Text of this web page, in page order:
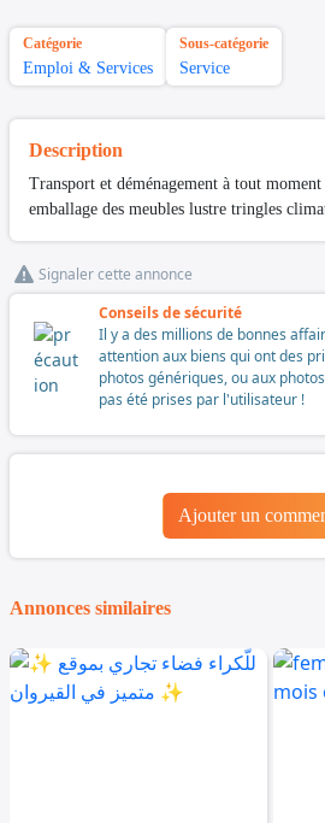
Catégorie
Emploi & Services
Sous-catégorie
Service
Description
Transport et déménagement à tout
emballage des meubles lustre tringles
Signaler cette annonce
Conseils de sécurité
Il y a des millions de bonnes
attention aux biens qui ont des
photos génériques, ou aux
pas été prises par l'utilisateur !
Ajouter un
Annonces similaires